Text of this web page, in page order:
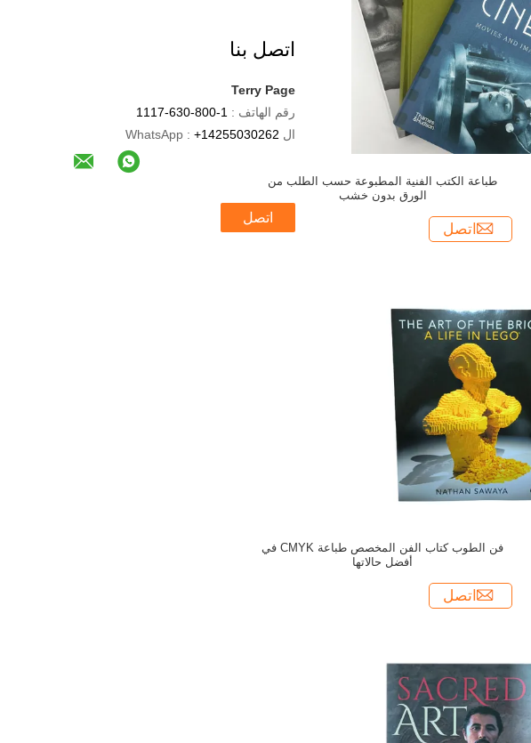
اتصل بنا
Terry Page
رقم الهاتف :
ال WhatsApp : +14255030262
اتصل
طباعة الكتب الفنية المطبوعة حسب الطلب من
الورق بدون خشب
اتصل
فن الطوب كتاب الفن المخصص طباعة CMYK في
أفضل حالاتها
اتصل